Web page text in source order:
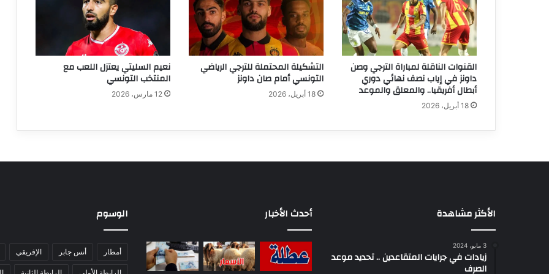
القنوات الناقلة لمباراة الترجي وصن
داونز في إياب نصف نهائي دوري
أبطال أفريقيا.. والمعلق والموعد
18 أبريل، 2026
التشكيلة المحتملة للترجي الرياضي
التونسي أمام صان داونز
18 أبريل، 2026
نعيم السليتي يعتزل اللعب مع
المنتخب التونسي
12 مارس، 2026
الأكثر مشاهدة
3 مايو، 2024
زيادات في جرايات المتقاعدين .. تحديد موعد
الصرف
أحدث الأخبار الوسوم
أمطار أنس جابر الإفريقي